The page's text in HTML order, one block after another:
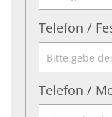
Telefon /
Telefon /